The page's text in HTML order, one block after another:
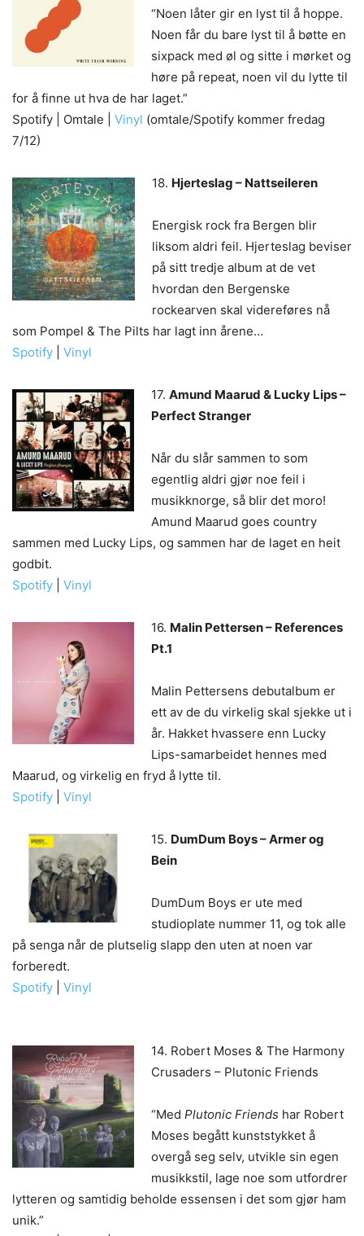
“Noen låter gir en lyst til å hoppe.
Noen får du bare lyst til å bøtte en
sixpack med øl og sitte i mørket og
høre på repeat, noen vil du lytte til
for å finne ut hva de har laget.”
Spotify | Omtale | Vinyl (omtale/Spotify kommer fredag
7/12)
18. Hjerteslag – Nattseileren
Energisk rock fra Bergen blir
liksom aldri feil. Hjerteslag beviser
på sitt tredje album at de vet
hvordan den Bergenske
rockearven skal videreføres nå
som Pompel & The Pilts har lagt inn årene…
Spotify
Vinyl
17. Amund Maarud & Lucky Lips –
Perfect Stranger
Når du slår sammen to som
egentlig aldri gjør noe feil i
musikknorge, så blir det moro!
Amund Maarud goes country
sammen med Lucky Lips, og sammen har de laget en heit
godbit.
Spotify
Vinyl
16. Malin Pettersen – References
Pt.1
Malin Pettersens debutalbum er
ett av de du virkelig skal sjekke ut i
år. Hakket hvassere enn Lucky
Lips-samarbeidet hennes med
Maarud, og virkelig en fryd å lytte til.
Spotify
Vinyl
15. DumDum Boys – Armer og
Bein
DumDum Boys er ute med
studioplate nummer 11, og tok alle
på senga når de plutselig slapp den uten at noen var
forberedt.
Spotify
Vinyl
14. Robert Moses & The Harmony
Crusaders – Plutonic Friends
“Med Plutonic Friends har Robert
Moses begått kunststykket å
overgå seg selv, utvikle sin egen
musikkstil, lage noe som utfordrer
lytteren og samtidig beholde essensen i det som gjør ham
unik.”